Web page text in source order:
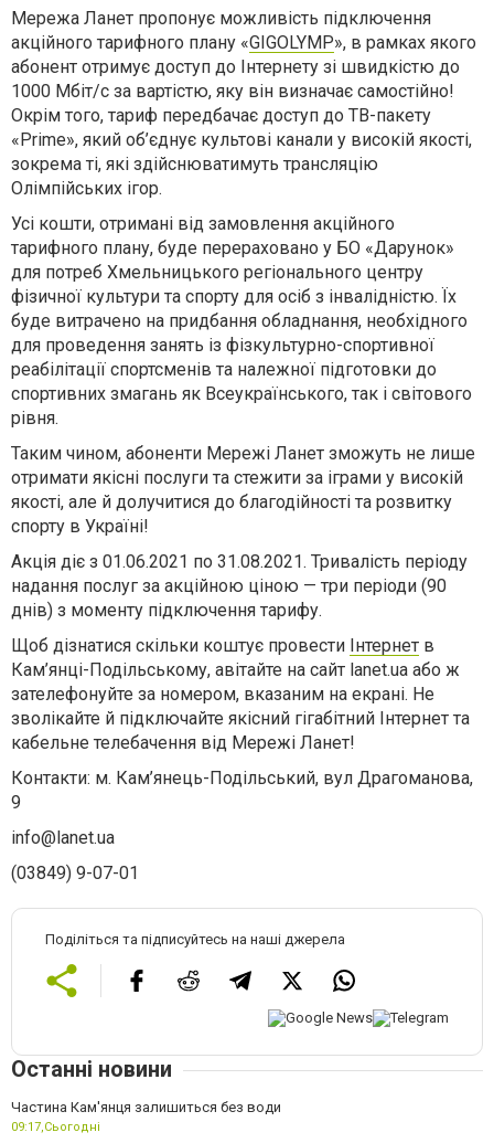
Мережа Ланет пропонує можливість підключення
акційного тарифного плану «GIGOLYMP», в рамках якого
абонент отримує доступ до Інтернету зі швидкістю до
1000 Мбіт/с за вартістю, яку він визначає самостійно!
Окрім того, тариф передбачає доступ до ТВ-пакету
«Prime», який об’єднує культові канали у високій якості,
зокрема ті, які здійснюватимуть трансляцію
Олімпійських ігор.
Усі кошти, отримані від замовлення акційного
тарифного плану, буде перераховано у БО «Дарунок»
для потреб Хмельницького регіонального центру
фізичної культури та спорту для осіб з інвалідністю. Їх
буде витрачено на придбання обладнання, необхідного
для проведення занять із фізкультурно-спортивної
реабілітації спортсменів та належної підготовки до
спортивних змагань як Всеукраїнського, так і світового
рівня.
Таким чином, абоненти Мережі Ланет зможуть не лише
отримати якісні послуги та стежити за іграми у високій
якості, але й долучитися до благодійності та розвитку
спорту в Україні!
Акція діє з 01.06.2021 по 31.08.2021. Тривалість періоду
надання послуг за акційною ціною — три періоди (90
днів) з моменту підключення тарифу.
Щоб дізнатися скільки коштує провести Інтернет в
Кам’янці-Подільському, авітайте на сайт lanet.ua або ж
зателефонуйте за номером, вказаним на екрані. Не
зволікайте й підключайте якісний гігабітний Інтернет та
кабельне телебачення від Мережі Ланет!
Контакти: м. Кам’янець-Подільський, вул Драгоманова,
9
info@lanet.ua
(03849) 9-07-01
Поділіться та підписуйтесь на наші джерела
Останні новини
Частина Кам'янця залишиться без води
09:17,Сьогодні